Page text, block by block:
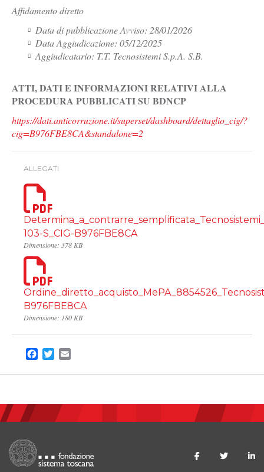
Affidamento diretto
Data di pubblicazione Avviso: 28/01/2026
Data Aggiudicazione: 05/12/2025
Aggiudicatario: T.T. Tecnosistemi S.p.A. S.B.
ATTI, DATI E INFORMAZIONI RELATIVI ALLA
PROCEDURA PUBBLICATI SU BDNCP
https://dati.anticorruzione.it/superset/dashboard/dettaglio_cig/?
cig=B976FBE8CA&standalone=2
ALLEGATI
103-S_CIG-B976FBE8CA
Dimensione: 378 KB
B976FBE8CA
Dimensione: 180 KB
Facebook
Twitter